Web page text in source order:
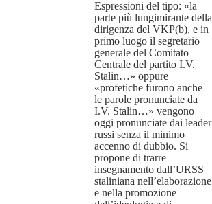
Espressioni del tipo: «la
parte più lungimirante della
dirigenza del VKP(b), e in
primo luogo il segretario
generale del Comitato
Centrale del partito I.V.
Stalin…» oppure
«profetiche furono anche
le parole pronunciate da
I.V. Stalin…» vengono
oggi pronunciate dai leader
russi senza il minimo
accenno di dubbio. Si
propone di trarre
insegnamento dall’URSS
staliniana nell’elaborazione
e nella promozione